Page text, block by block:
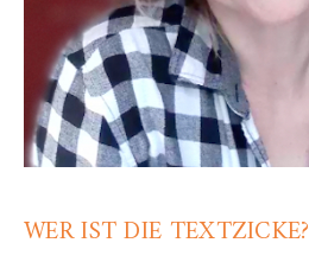
WER IST DIE TEXTZICKE?